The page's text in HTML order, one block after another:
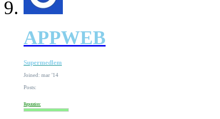
APPWEB
Supermedlem
Joined: mar '14
Posts:
Reputation: